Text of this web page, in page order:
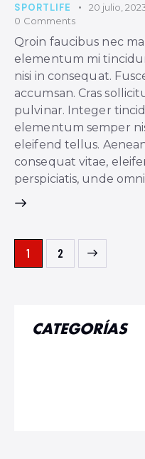
SPORTLIFE 20 julio,
0 Comments
Qroin faucibus nec
elementum mi
nisi in consequat.
accumsan. Cras
pulvinar. Integer
elementum semper
eleifend tellus.
consequat vitae,
perspiciatis, unde
PAGINACIÓN
DE
Page
1 Page
2
CATEGORÍAS